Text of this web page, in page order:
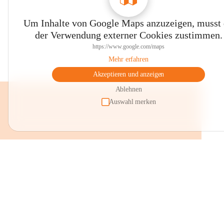
Um Inhalte von Google Maps anzuzeigen, musst
der Verwendung externer Cookies zustimmen.
https://www.google.com/maps
Mehr erfahren
Akzeptieren und anzeigen
Ablehnen
Auswahl merken